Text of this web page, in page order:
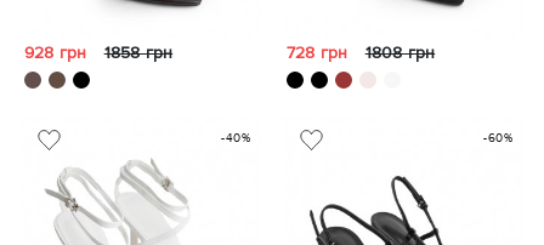
928 грн 1858 грн 728 грн 1808 грн
-40% -60%